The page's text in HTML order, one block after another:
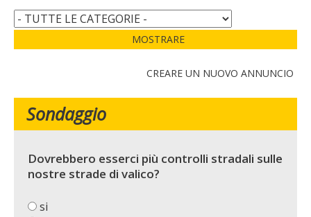
MOSTRARE
CREARE UN NUOVO ANNUNCIO
Sondaggio
Dovrebbero esserci più controlli stradali sulle
nostre strade di valico?
si